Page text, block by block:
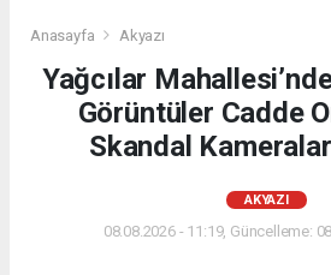
Anasayfa Akyazı
Yağcılar
Görüntüler Cadde
Skandal
AKYAZI
08.08.2026 - 11:19, Güncelleme: